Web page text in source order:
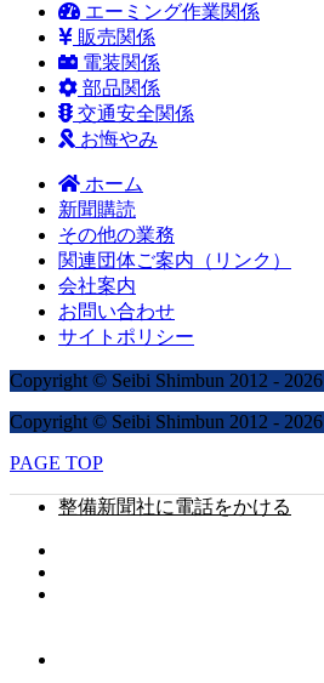
エーミング作業関係
販売関係
電装関係
部品関係
交通安全関係
お悔やみ
ホーム
新聞購読
その他の業務
関連団体ご案内（リンク）
会社案内
お問い合わせ
サイトポリシー
Copyright © Seibi Shimbun 2012 - 2026
Copyright © Seibi Shimbun 2012 - 2026
PAGE TOP
整備新聞社に電話をかける